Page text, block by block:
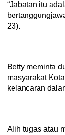
“Jabatan itu
23).
Betty meminta
masyarakat
kelancaran
Alih tugas atau